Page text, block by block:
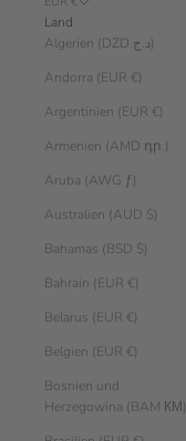
Land
Algerien (DZD د.ج)
Andorra (EUR €)
Argentinien (EUR €)
Armenien (AMD դր.)
Aruba (AWG ƒ)
Australien (AUD $)
Bahamas (BSD $)
Bahrain (EUR €)
Belarus (EUR €)
Belgien (EUR €)
Bosnien und
Herzegowina (BAM КМ)